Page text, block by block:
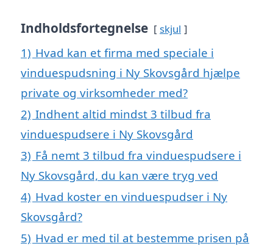
Indholdsfortegnelse skjul
1) Hvad kan et firma med speciale i
vinduespudsning i Ny Skovsgård hjælpe
private og virksomheder med?
2) Indhent altid mindst 3 tilbud fra
vinduespudsere i Ny Skovsgård
3) Få nemt 3 tilbud fra vinduespudsere i
Ny Skovsgård, du kan være tryg ved
4) Hvad koster en vinduespudser i Ny
Skovsgård?
5) Hvad er med til at bestemme prisen på